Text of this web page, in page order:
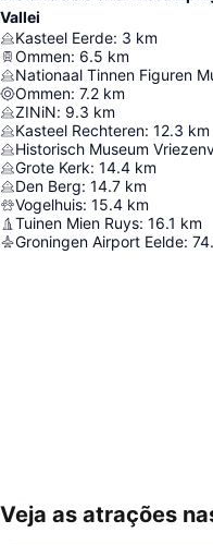
Vallei
Kasteel Eerde: 3 km
Ommen: 6.5 km
Nationaal Tinnen Figuren
Ommen: 7.2 km
ZINiN: 9.3 km
Kasteel Rechteren: 12.3 km
Historisch Museum
Grote Kerk: 14.4 km
Den Berg: 14.7 km
Vogelhuis: 15.4 km
Tuinen Mien Ruys: 16.1 km
Groningen Airport Eelde:
Ampliar mapa
Veja as atrações